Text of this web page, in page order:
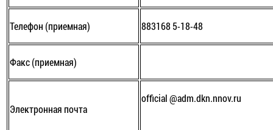
Телефон (приемная) 883168 5-18-48
Факс (приемная)
Электронная почта
official @adm.dkn.nnov.ru